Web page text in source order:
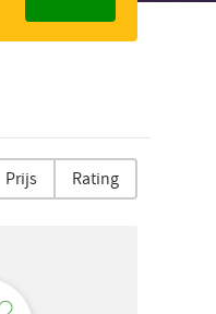
Prijs Rating